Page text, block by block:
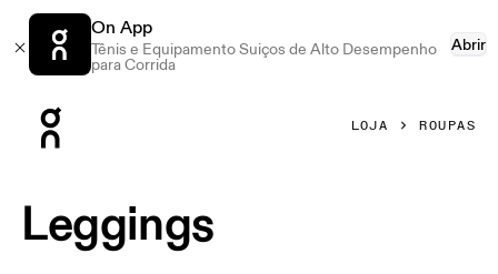
On App
Tênis e Equipamento Suiços de Alto Desempenho
para Corrida
Abrir
LOJA ROUPAS
Leggings